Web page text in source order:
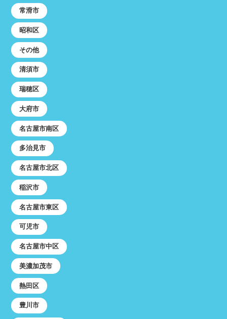
常滑市
昭和区
その他
清須市
瑞穂区
大府市
名古屋市南区
多治見市
名古屋市北区
稲沢市
名古屋市東区
可児市
名古屋市中区
美濃加茂市
熱田区
豊川市